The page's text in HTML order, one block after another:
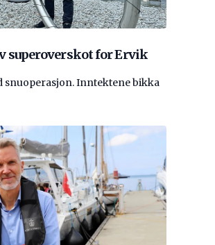
superoverskot for Ervik
snuoperasjon. Inntektene bikka